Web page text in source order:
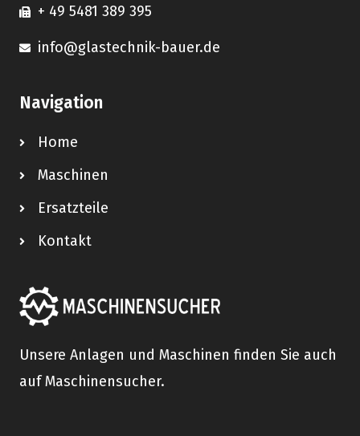
+ 49 5481 389 395
info@glastechnik-bauer.de
Navigation
Home
Maschinen
Ersatzteile
Kontakt
Unsere Anlagen und Maschinen finden Sie auch
auf Maschinensucher.